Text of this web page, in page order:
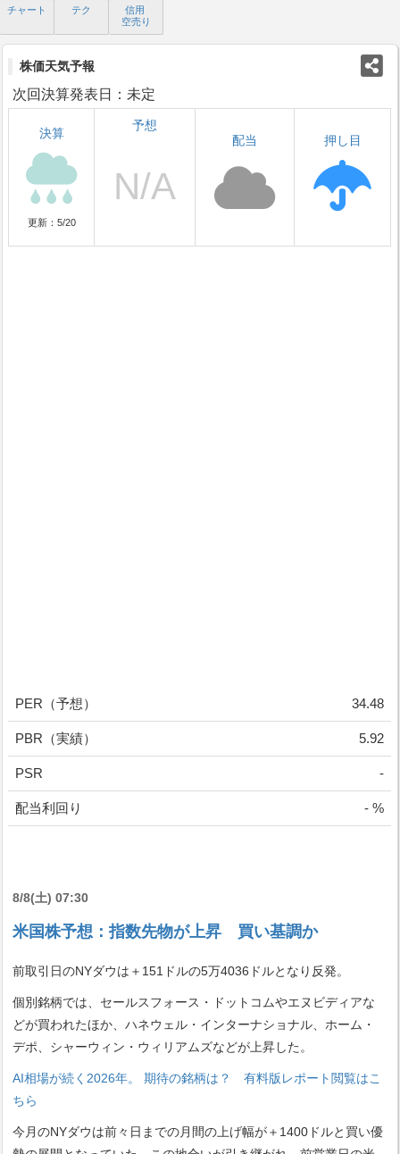
チャート テク
信用
空売り
株価天気予報
次回決算発表日：未定
決算
更新：5/20
予想
配当
押し目
PER（予想） 34.48
PBR（実績） 5.92
PSR -
配当利回り - %
8/8(土) 07:30
米国株予想：指数先物が上昇 買い基調か
前取引日のNYダウは＋151ドルの5万4036ドルとなり反発。
個別銘柄では、セールスフォース・ドットコムやエヌビディアな
どが買われたほか、ハネウェル・インターナショナル、ホーム・
デポ、シャーウィン・ウィリアムズなどが上昇した。
AI相場が続く2026年。 期待の銘柄は？ 有料版レポート閲覧はこ
ちら
今月のNYダウは前々日までの月間の上げ幅が＋1400ドルと買い優